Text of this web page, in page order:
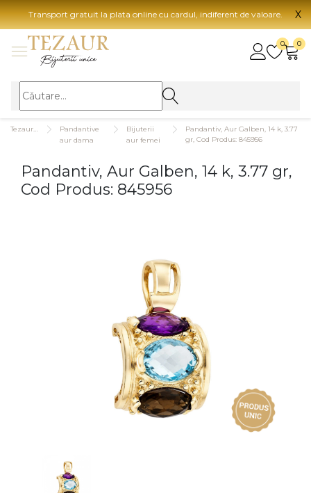
Transport gratuit la plata online cu cardul, indiferent de valoare. X
0 0
BIJUTERII
BIJUTERII FEMEI
Inele
Bratari
BIJUTERII COPII
Pandantive
aur dama
Bijuterii
aur femei
Pandantiv, Aur Galben, 14 k, 3.77
gr, Cod Produs: 845956
Pandantiv, Aur Galben, 14 k, 3.77 gr,
Cod Produs: 845956